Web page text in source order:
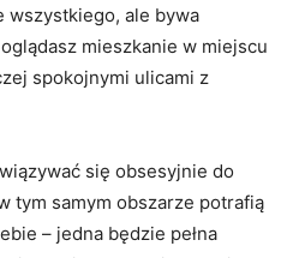
wszystkiego, ale bywa
mieszkanie w miejscu
spokojnymi ulicami z
się obsesyjnie do
tym samym obszarze potrafią
– jedna będzie pełna